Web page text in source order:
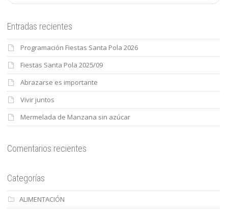
Entradas recientes
Programación Fiestas Santa Pola 2026
Fiestas Santa Pola 2025/09
Abrazarse es importante
Vivir juntos
Mermelada de Manzana sin azúcar
Comentarios recientes
Categorías
ALIMENTACIÓN